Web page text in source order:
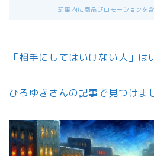
記事内に商品プロモーションを
「相手にしてはいけない人」は
ひろゆきさんの記事で見つけま